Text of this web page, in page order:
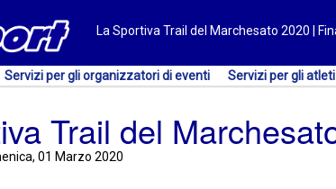
La Sportiva Trail del Marchesato 2020 |
Servizi per gli organizzatori di eventi Servizi per gli atleti
Trail del
01 Marzo 2020